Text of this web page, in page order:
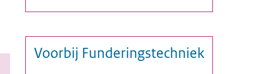
Voorbij Funderingstechniek